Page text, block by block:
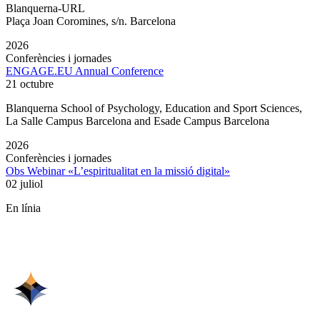
Blanquerna-URL
Plaça Joan Coromines, s/n. Barcelona
2026
Conferències i jornades
ENGAGE.EU Annual Conference
21 octubre
Blanquerna School of Psychology, Education and Sport Sciences,
La Salle Campus Barcelona and Esade Campus Barcelona
2026
Conferències i jornades
Obs Webinar «L’espiritualitat en la missió digital»
02 juliol
En línia